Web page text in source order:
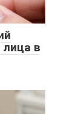
лица в